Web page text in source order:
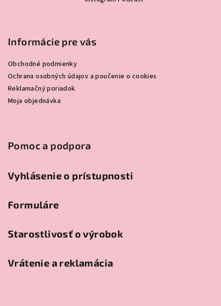
Informácie pre vás
Obchodné podmienky
Ochrana osobných údajov a poučenie o cookies
Reklamačný poriadok
Moja objednávka
Pomoc a podpora
Vyhlásenie o prístupnosti
Formuláre
Starostlivosť o výrobok
Vrátenie a reklamácia